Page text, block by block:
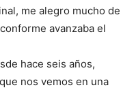
me alegro mucho de
avanzaba el
hace seis años,
nos vemos en una